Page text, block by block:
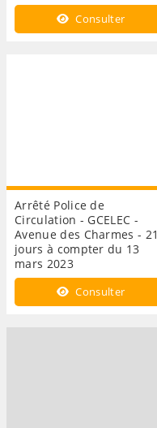
Consulter
Arrêté Police de
Circulation - GCELEC -
Avenue des Charmes - 21
jours à compter du 13
mars 2023
Consulter